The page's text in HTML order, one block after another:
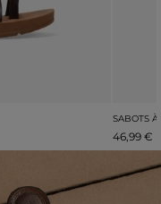
SABOTS
46,99 €